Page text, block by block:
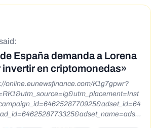
España demanda a Lorena
invertir en criptomonedas»
online.eunewsfinance.com/K1g7gpwr?